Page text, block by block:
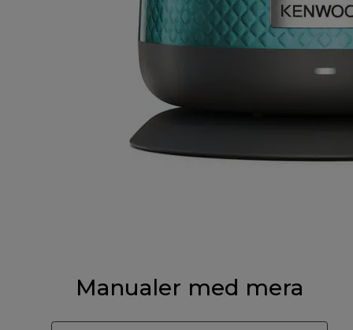
Manualer med mera